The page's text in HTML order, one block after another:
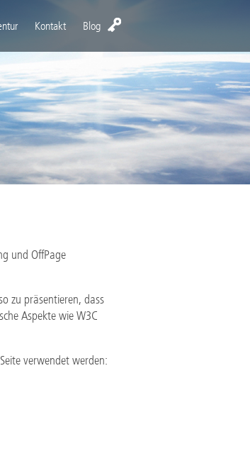
Kontakt Blog
und OffPage
zu präsentieren, dass
Aspekte wie W3C
verwendet werden: